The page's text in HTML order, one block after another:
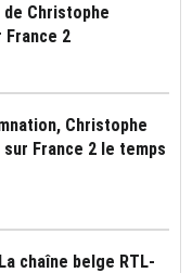
Christophe
France 2
Christophe
France 2 le temps
chaîne belge RTL-